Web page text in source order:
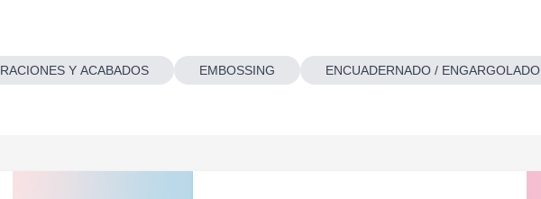
Y ACABADOS EMBOSSING ENCUADERNADO / ENGARGOLADO